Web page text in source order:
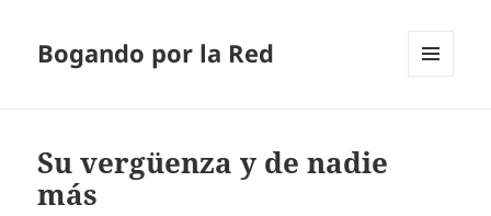
Bogando por la Red
Su vergüenza y de nadie
más